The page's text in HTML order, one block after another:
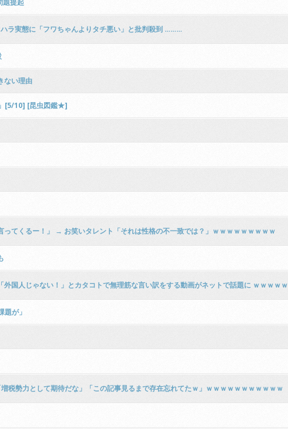
題提起
ラ実態に「フワちゃんよりタチ悪い」と批判殺到 ………
ない理由
[5/10] [昆虫図鑑★]
てくるー！」 → お笑いタレント「それは性格の不一致では？」ｗｗｗｗｗｗｗｗｗ
国人じゃない！」とカタコトで無理筋な言い訳をする動画がネットで話題に ｗｗｗｗｗ
が」
勢力として期待だな」「この記事見るまで存在忘れてたｗ」ｗｗｗｗｗｗｗｗｗｗｗ